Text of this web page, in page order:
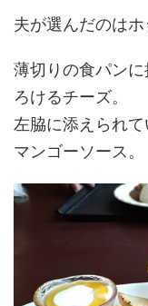
夫が選んだのはホ
薄切りの食パン
ろけるチーズ。
左脇に添えられ
マンゴーソース。